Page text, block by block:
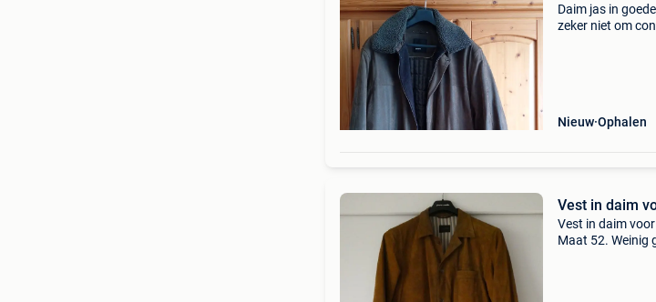
Daim jas in
zeker niet om
Nieuw Ophalen
Vest in daim
Vest in daim
Maat 52. Weinig